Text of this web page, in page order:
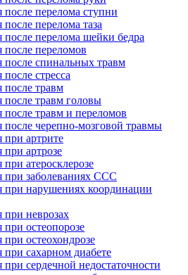
после перелома ступни
перелома таза
после перелома шейки бедра
после переломов
после спинальных травм
стресса
после травм
после травм головы
после травм и переломов
после черепно-мозговой травмы
при артрите
при артрозе
атеросклерозе
при заболеваниях ССС
при нарушениях координации
при неврозах
при остеопорозе
при остеохондрозе
при сахарном диабете
при сердечной недостаточности